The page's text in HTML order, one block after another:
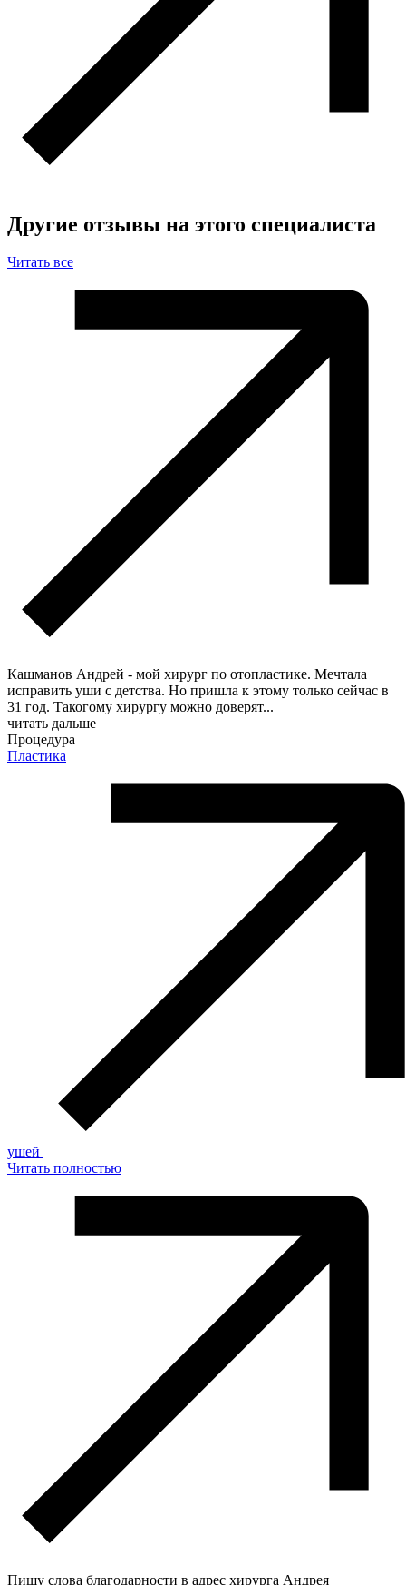
Другие отзывы на этого специалиста
Читать все
Кашманов Андрей - мой хирург по отопластике. Мечтала
исправить уши с детства. Но пришла к этому только сейчас в
31 год. Такогому хирургу можно доверят...
читать дальше
Процедура
Пластика
ушей
Читать полностью
Пишу слова благодарности в адрес хирурга Андрея